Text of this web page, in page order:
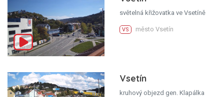
světelná křižovatka ve Vsetíně
VS město Vsetín
Vsetín
kruhový objezd gen. Klapálka